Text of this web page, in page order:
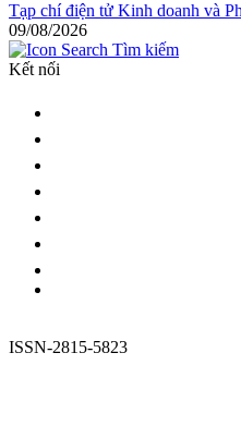
Tạp chí điện tử Kinh doanh và
09/08/2026
Tìm kiếm
Kết nối
ISSN-2815-5823